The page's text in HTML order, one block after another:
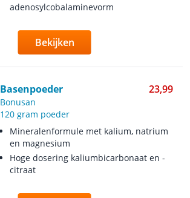
adenosylcobalaminevorm
Bekijken
Basenpoeder 23,99
Bonusan
120 gram poeder
Mineralenformule met kalium, natrium
en magnesium
Hoge dosering kaliumbicarbonaat en -
citraat